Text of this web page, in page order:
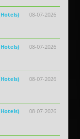
08-07-2026
08-07-2026
08-07-2026
08-07-2026